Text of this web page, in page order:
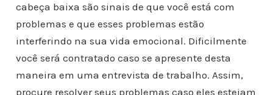
cabeça baixa são sinais de que você está com
problemas e que esses problemas estão
interferindo na sua vida emocional. Dificilmente
você será contratado caso se apresente desta
maneira em uma entrevista de trabalho. Assim,
procure resolver seus problemas caso eles estejam